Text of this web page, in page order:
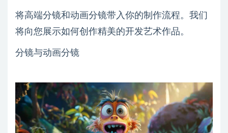
将高端分镜和动画分镜带入你的制作流程。我们
将向您展示如何创作精美的开发艺术作品。
分镜与动画分镜